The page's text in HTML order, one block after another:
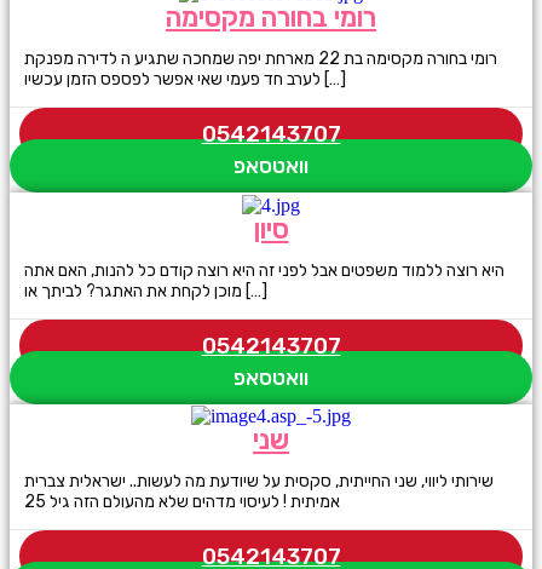
רומי בחורה מקסימה
רומי בחורה מקסימה בת 22 מארחת יפה שמחכה שתגיע ה לדירה מפנקת
לערב חד פעמי שאי אפשר לפספס הזמן עכשיו […]
0542143707
וואטסאפ
סיון
היא רוצה ללמוד משפטים אבל לפני זה היא רוצה קודם כל להנות, האם אתה
מוכן לקחת את האתגר? לביתך או […]
0542143707
וואטסאפ
שני
שירותי ליווי, שני החייתית, סקסית על שיודעת מה לעשות.. ישראלית צברית
אמיתית ! לעיסוי מדהים שלא מהעולם הזה גיל 25
0542143707